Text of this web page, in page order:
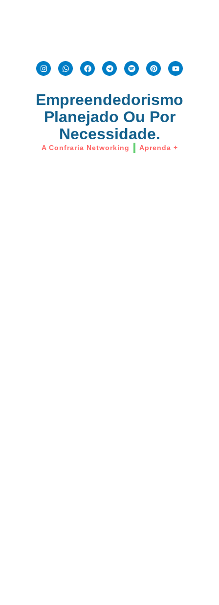
Empreendedorismo
Planejado Ou Por
Necessidade.
A Confraria Networking Aprenda +